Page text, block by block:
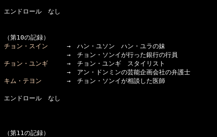
エンドロール　なし
チョン・スイン →　ハン・ユソン　ハン・ユラの妹
チョン・ユンギ →　チョン・ユンギ　スタイリスト
キム・テヨン →　チョン・ソンイが相談した医師
エンドロール　なし
（第11の記録）